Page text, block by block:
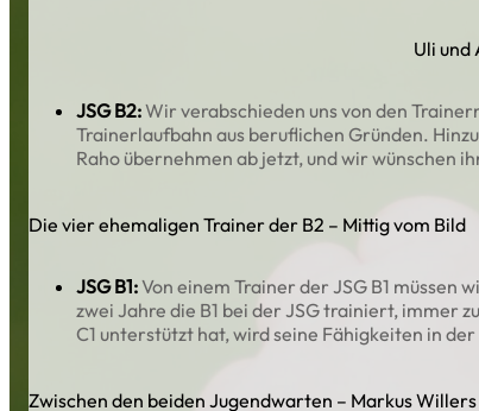
Uli und
JSG B2:Wir verabschieden uns von den
Trainerlaufbahn aus beruflichen Gründen.
Raho übernehmen ab jetzt, und wir wünschen
Die vier ehemaligen Trainer der B2 – Mittig vom Bild
JSG B1:Von einem Trainer der JSG B1 müssen
zwei Jahre die B1 bei der JSG trainiert, immer
C1 unterstützt hat, wird seine Fähigkeiten in
Zwischen den beiden Jugendwarten – Markus Willers